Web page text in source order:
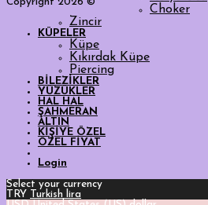
Copyright 2026 ©
Choker
Zincir
KÜPELER
Küpe
Kıkırdak Küpe
Piercing
BİLEZİKLER
YÜZÜKLER
HAL HAL
ŞAHMERAN
ALTIN
KİŞİYE ÖZEL
ÖZEL FİYAT
Login
Select your currency
TRY Turkish lira